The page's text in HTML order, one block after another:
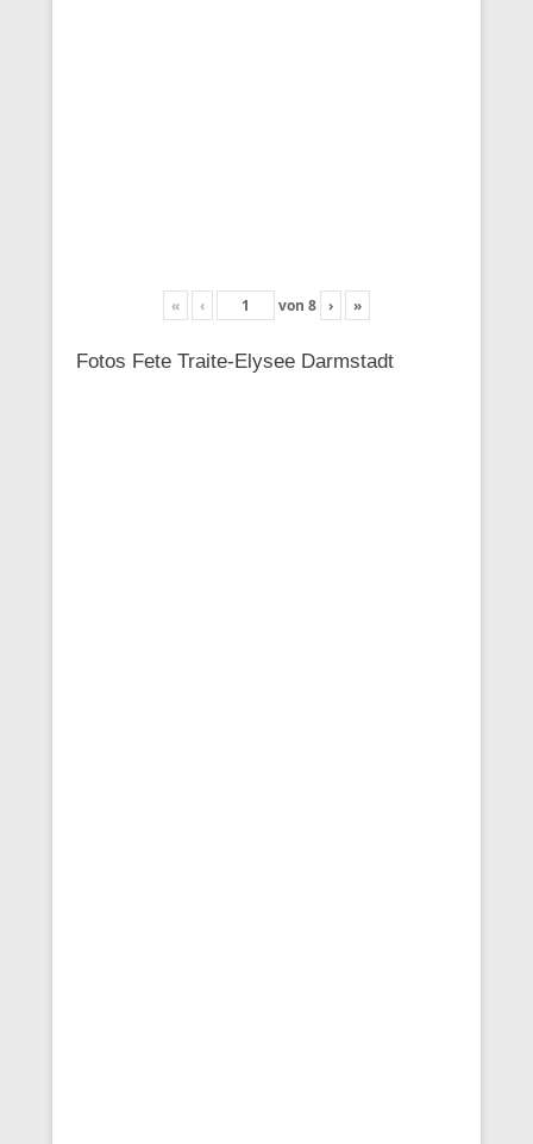
« ‹ von 8 › »
Fotos Fete Traite-Elysee Darmstadt